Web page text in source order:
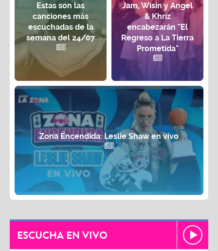
Estas son las
canciones más
escuchadas de la
semana del 24/07
Jam, Wisin y Angel
& Khriz
encabezarán "El
Regreso a La Tierra
Prometida"
Zona Encendida: Leslie Shaw en vivo
ESCUCHA EN VIVO